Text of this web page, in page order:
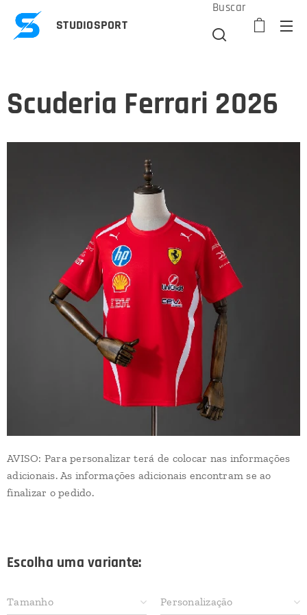
STUDIOSPORT
Buscar
Scuderia Ferrari 2026
AVISO: Para personalizar terá de colocar nas informações
adicionais. As informações adicionais encontram se ao
finalizar o pedido.
Escolha uma variante:
Tamanho Personalização